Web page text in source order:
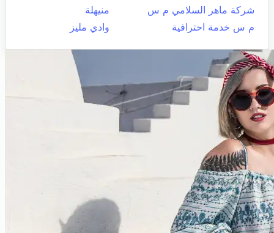
شركة ماهر السلامي م س
منيهلة
م س خدمة احترافية
وادي مليز